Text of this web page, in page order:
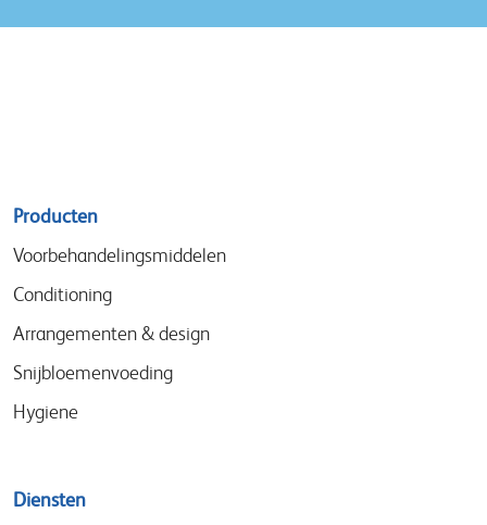
Sitemap
menu
Producten
Voorbehandelingsmiddelen
Conditioning
Arrangementen & design
Snijbloemenvoeding
Hygiene
Diensten